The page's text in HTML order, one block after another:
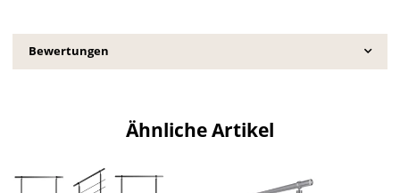
Bewertungen
Ähnliche Artikel